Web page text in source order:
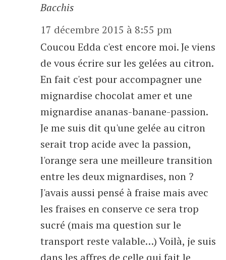
Bacchis
17 décembre 2015 à 8:55 pm
Coucou Edda c'est encore moi. Je viens
de vous écrire sur les gelées au citron.
En fait c'est pour accompagner une
mignardise chocolat amer et une
mignardise ananas-banane-passion.
Je me suis dit qu'une gelée au citron
serait trop acide avec la passion,
l'orange sera une meilleure transition
entre les deux mignardises, non ?
J'avais aussi pensé à fraise mais avec
les fraises en conserve ce sera trop
sucré (mais ma question sur le
transport reste valable…) Voilà, je suis
dans les affres de celle qui fait le